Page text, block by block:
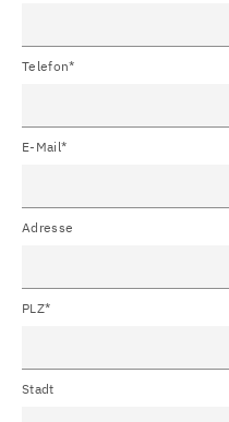
Telefon*
E-Mail*
Adresse
PLZ*
Stadt